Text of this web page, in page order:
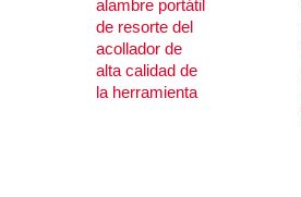
alambre portátil
de resorte del
acollador de
alta calidad de
la herramienta